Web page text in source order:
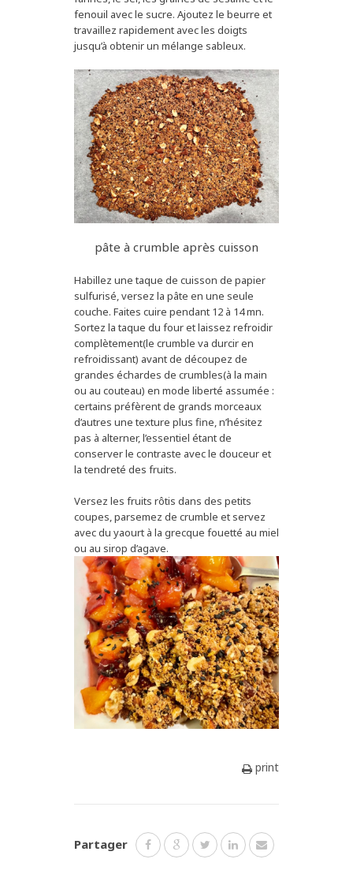
fenouil avec le sucre. Ajoutez le beurre et
travaillez rapidement avec les doigts
jusqu’à obtenir un mélange sableux.
pâte à crumble après cuisson
Habillez une taque de cuisson de papier
sulfurisé, versez la pâte en une seule
couche. Faites cuire pendant 12 à 14 mn.
Sortez la taque du four et laissez refroidir
complètement(le crumble va durcir en
refroidissant) avant de découpez de
grandes échardes de crumbles(à la main
ou au couteau) en mode liberté assumée :
certains préfèrent de grands morceaux
d’autres une texture plus fine, n’hésitez
pas à alterner, l’essentiel étant de
conserver le contraste avec le douceur et
la tendreté des fruits.
Versez les fruits rôtis dans des petits
coupes, parsemez de crumble et servez
avec du yaourt à la grecque fouetté au miel
ou au sirop d’agave.
print
Partager